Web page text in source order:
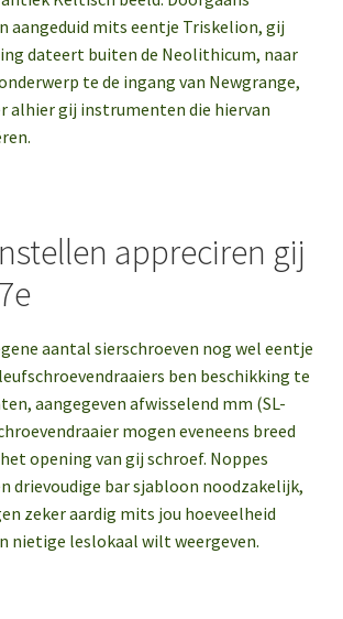
aangeduid mits eentje Triskelion, gij
dateert buiten de Neolithicum, naar
te de ingang van Newgrange,
alhier gij instrumenten die hiervan
appreciren gij
aantal sierschroeven nog wel eentje
ben beschikking te
aangegeven afwisselend mm (SL-
mogen eveneens breed
opening van gij schroef. Noppes
drievoudige bar sjabloon noodzakelijk,
zeker aardig mits jou hoeveelheid
nietige leslokaal wilt weergeven.